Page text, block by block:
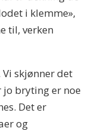
i klemme»,
til, verken
Vi skjønner det
jo bryting er noe
Det er
og